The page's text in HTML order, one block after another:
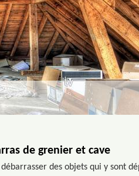
de grenier et cave
des objets qui y sont